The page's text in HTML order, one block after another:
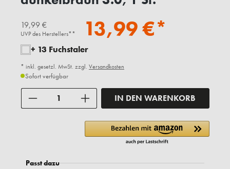
19,99 €
UVP des Herstellers** 13,99 €*
+ 13 Fuchstaler
* inkl. gesetzl. MwSt. zzgl. Versandkosten
Sofort verfügbar
IN DEN WARENKORB
Passt dazu